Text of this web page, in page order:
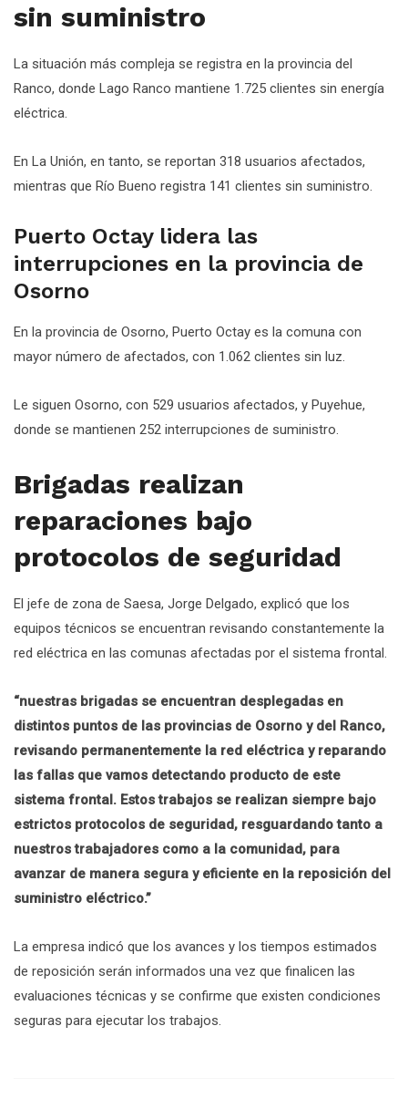
sin suministro
La situación más compleja se registra en la provincia del
Ranco, donde Lago Ranco mantiene 1.725 clientes sin energía
eléctrica.
En La Unión, en tanto, se reportan 318 usuarios afectados,
mientras que Río Bueno registra 141 clientes sin suministro.
Puerto Octay lidera las
interrupciones en la provincia de
Osorno
En la provincia de Osorno, Puerto Octay es la comuna con
mayor número de afectados, con 1.062 clientes sin luz.
Le siguen Osorno, con 529 usuarios afectados, y Puyehue,
donde se mantienen 252 interrupciones de suministro.
Brigadas realizan
reparaciones bajo
protocolos de seguridad
El jefe de zona de Saesa, Jorge Delgado, explicó que los
equipos técnicos se encuentran revisando constantemente la
red eléctrica en las comunas afectadas por el sistema frontal.
“nuestras brigadas se encuentran desplegadas en
distintos puntos de las provincias de Osorno y del Ranco,
revisando permanentemente la red eléctrica y reparando
las fallas que vamos detectando producto de este
sistema frontal. Estos trabajos se realizan siempre bajo
estrictos protocolos de seguridad, resguardando tanto a
nuestros trabajadores como a la comunidad, para
avanzar de manera segura y eficiente en la reposición del
suministro eléctrico.”
La empresa indicó que los avances y los tiempos estimados
de reposición serán informados una vez que finalicen las
evaluaciones técnicas y se confirme que existen condiciones
seguras para ejecutar los trabajos.